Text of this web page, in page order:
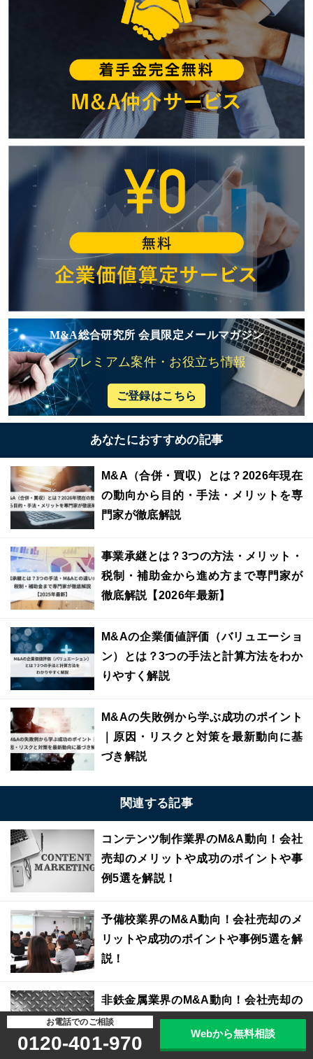
M&A総合研究所 会員限定メールマガジン
プレミアム案件・お役立ち情報
ご登録はこちら
あなたにおすすめの記事
M&A（合併・買収）とは？2026年現在
の動向から目的・手法・メリットを専
門家が徹底解説
事業承継とは？3つの方法・メリット・
税制・補助金から進め方まで専門家が
徹底解説【2026年最新】
M&Aの企業価値評価（バリュエーショ
ン）とは？3つの手法と計算方法をわか
りやすく解説
M&Aの失敗例から学ぶ成功のポイント
｜原因・リスクと対策を最新動向に基
づき解説
関連する記事
コンテンツ制作業界のM&A動向！会社
売却のメリットや成功のポイントや事
例5選を解説！
予備校業界のM&A動向！会社売却のメ
リットや成功のポイントや事例5選を解
説！
非鉄金属業界のM&A動向！会社売却の
メリットや成功のポイントや事例5選を
解説！
お電話でのご相談
0120-401-970 Webから無料相談